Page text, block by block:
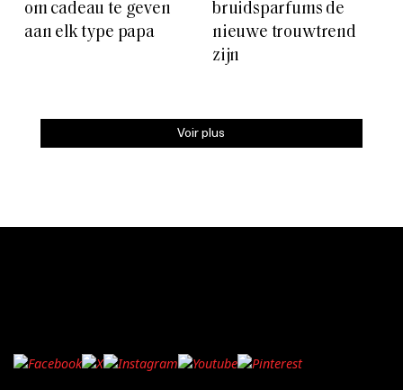
om cadeau te geven
aan elk type papa
bruidsparfums de
nieuwe trouwtrend
zijn
Voir plus